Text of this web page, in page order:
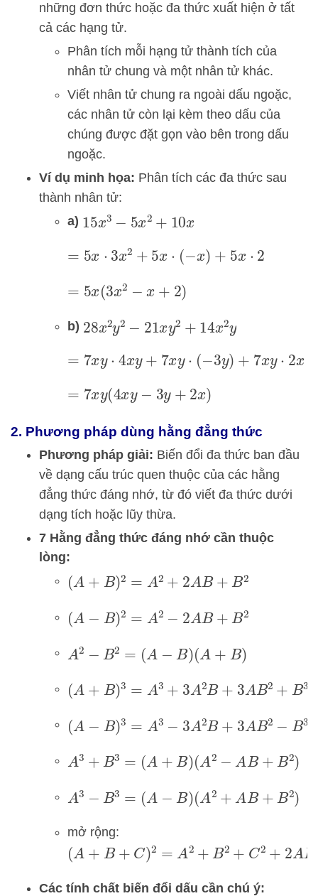
những đơn thức hoặc đa thức xuất hiện ở tất
cả các hạng tử.
Phân tích mỗi hạng tử thành tích của
nhân tử chung và một nhân tử khác.
Viết nhân tử chung ra ngoài dấu ngoặc,
các nhân tử còn lại kèm theo dấu của
chúng được đặt gọn vào bên trong dấu
ngoặc.
Ví dụ minh họa: Phân tích các đa thức sau
thành nhân tử:
a) 15x3 −5x2+10x
=5x⋅3x2+ 5x ⋅(− x +5x⋅ 2
=5x(3x2− x+2 )
b) 28x2y2− 21xy2 +14x2y
=7xy⋅4 xy+7xy⋅(−3y)+7xy ⋅2 x
=7xy(4xy− 3y +2 x)
2. Phương pháp dùng hằng đẳng thức
Phương pháp giải: Biến đổi đa thức ban đầu
về dạng cấu trúc quen thuộc của các hằng
đẳng thức đáng nhớ, từ đó viết đa thức dưới
dạng tích hoặc lũy thừa.
7 Hằng đẳng thức đáng nhớ cần thuộc
lòng:
(A+B )2= A2 +2AB+B2
(A−B )2= A2 −2AB+B2
A2 −B2= (A −B )(A+B)
(A+B )3= A3 +3A2 B+3A B2+B3
(A−B )3= A3 −3A2 B+3A B2−B3
A3 +B3= (A +B )(A2−AB +B2)
A3 −B3= (A −B )(A2+AB +B2)
mở rộng:
(A+B +C)2=A 2+ B2 +C2+ 2AB+2AC+
Các tính chất biến đổi dấu cần chú ý: